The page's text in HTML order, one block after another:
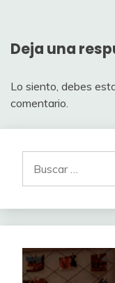
Deja una
Lo siento, debes
comentario.